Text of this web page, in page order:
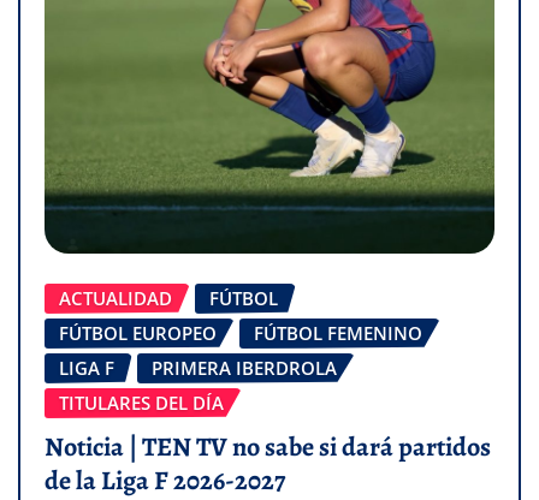
ACTUALIDAD
FÚTBOL
FÚTBOL EUROPEO
FÚTBOL FEMENINO
LIGA F
PRIMERA IBERDROLA
TITULARES DEL DÍA
Noticia | TEN TV no sabe si dará partidos
de la Liga F 2026-2027